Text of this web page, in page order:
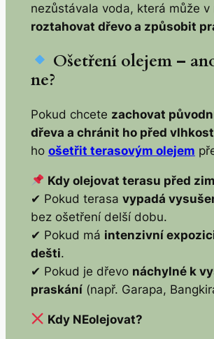
nezůstávala voda, která může v
roztahovat dřevo a způsobit
Ošetření olejem –
ne?
Pokud chcete zachovat
dřeva a chránit ho před
ho ošetřit terasovým olejem
Kdy olejovat terasu před
✔ Pokud terasa vypadá
bez ošetření delší dobu.
✔ Pokud má intenzivní
dešti.
✔ Pokud je dřevo náchylné k
praskání(např. Garapa,
Kdy NEolejovat?